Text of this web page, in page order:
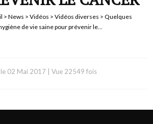
> News > Vidéos > Vidéos diverses > Quelques
de vie saine pour prévenir le...
02 Mai 2017 Vue 22549 fois